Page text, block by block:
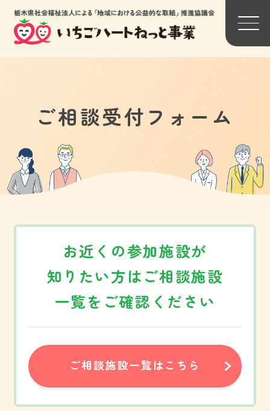
標準 黒 黄
わたしたちについて
お知らせ
おこまり福祉相談
ご相談施設一覧
参加法人一覧
サイトマップ
ご相談受付フォーム
プライバシーポリシー
ご相談受付フォーム
お近くの参加施設が
知りたい方は ご相談施設
一覧をご確認ください
ご相談施設一覧はこちら